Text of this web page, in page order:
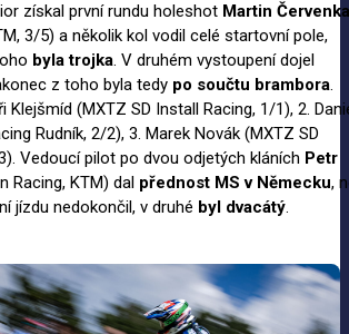
získal první rundu holeshot Martin Červenka
3/5) a několik kol vodil celé startovní pole,
byla trojka. V druhém vystoupení dojel
z toho byla tedy po součtu brambora.
Klejšmíd (MXTZ SD Install Racing, 1/1), 2.
Rudník, 2/2), 3. Marek Novák (MXTZ SD
Vedoucí pilot po dvou odjetých kláních Petr
Racing, KTM) dal přednost MS v Německu,
jízdu nedokončil, v druhé byl dvacátý.